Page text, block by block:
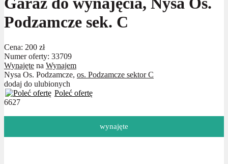
Podzamcze sek. C
Cena: 200 zł
Numer oferty: 33709
Wynajęte na Wynajem
Nysa Os. Podzamcze, os. Podzamcze sektor C
dodaj do ulubionych
Poleć ofertę
6627
wynajęte